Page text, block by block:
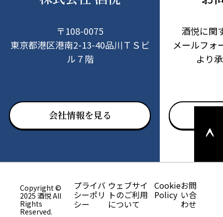
〒108-0075
東京都港区港南2-13-40品川ＴＳビ
ル７階
会社情報を見る
酒悦に関
メールフォ
より
ージの
上部へ
プライバ
シーポリ
シー
ウェブサイ
トのご利用
について
Cookie
Policy
お問
い合
わせ
Copyright ©
2025 酒悦 All
Rights
Reserved.